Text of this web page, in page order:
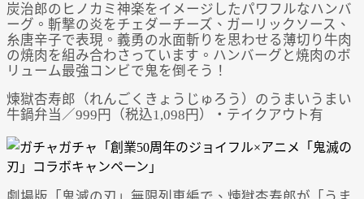
炭治郎のヒノカミ神楽をイメージしたパワフルなハンバ
ーグ。斬撃の炎をチェダーチーズ、ガーリックソース、
糸唐辛子で表現。義勇の水面斬りを思わせる薄切り牛肉
の焼肉を組み合わさっています。ハンバーグと焼肉のボ
リューム最強コンビで鬼を倒そう！
煉獄杏寿郎（れんごくきょうじゅろう）のうまいうまい
牛鍋弁当／999円（税込1,098円）・テイクアウト有